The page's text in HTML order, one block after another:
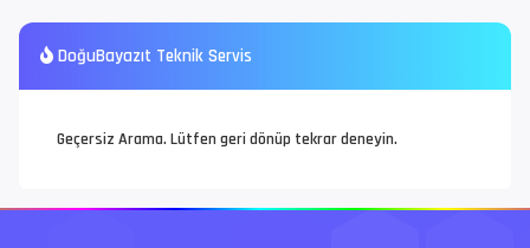
DoğuBayazıt Teknik Servis
Geçersiz Arama. Lütfen geri dönüp tekrar deneyin.